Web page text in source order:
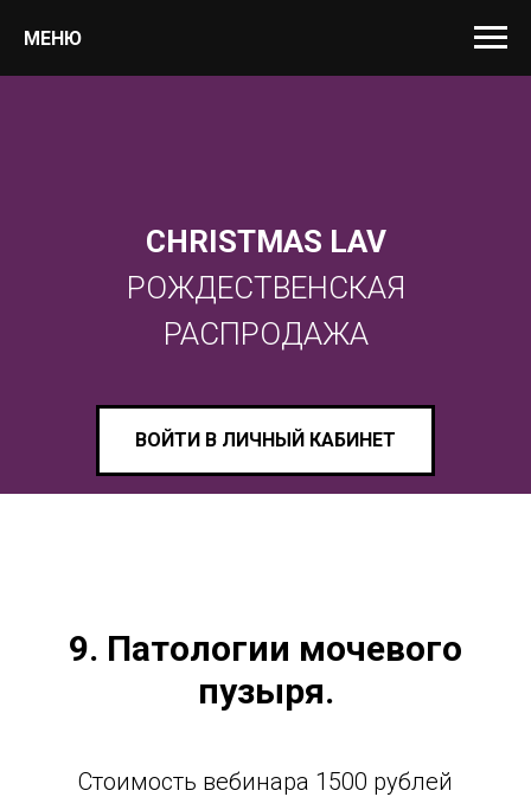
МЕНЮ
CHRISTMAS LAV
РОЖДЕСТВЕНСКАЯ
РАСПРОДАЖА
ВОЙТИ В ЛИЧНЫЙ КАБИНЕТ
9. Патологии мочевого
пузыря.
Стоимость вебинара 1500 рублей